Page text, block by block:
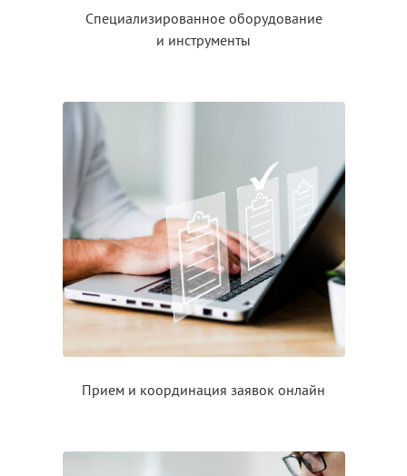
Специализированное оборудование
и инструменты
Прием и координация заявок онлайн